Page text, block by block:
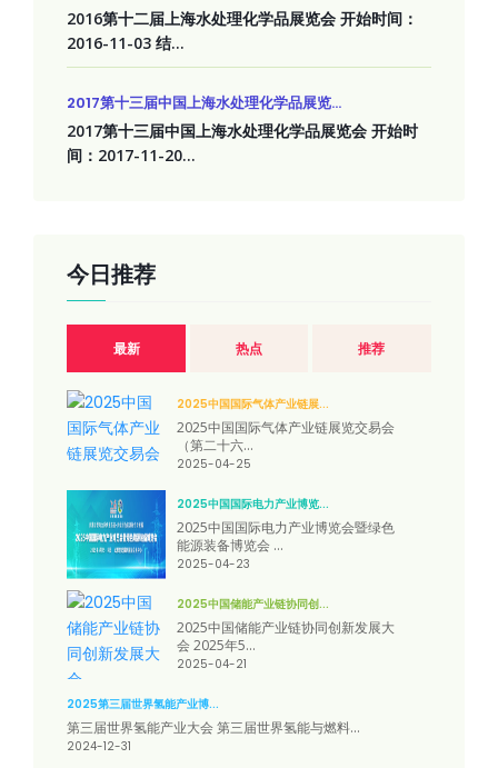
2016第十二届上海水处理化学品展览会 开始时间：
2016-11-03 结...
2017第十三届中国上海水处理化学品展览...
2017第十三届中国上海水处理化学品展览会 开始时
间：2017-11-20...
今日推荐
最新 热点 推荐
2025中国国际气体产业链展...
2025中国国际气体产业链展览交易会
（第二十六...
2025-04-25
2025中国国际电力产业博览...
2025中国国际电力产业博览会暨绿色
能源装备博览会 ...
2025-04-23
2025中国储能产业链协同创...
2025中国储能产业链协同创新发展大
会 2025年5...
2025-04-21
2025第三届世界氢能产业博...
第三届世界氢能产业大会 第三届世界氢能与燃料...
2024-12-31